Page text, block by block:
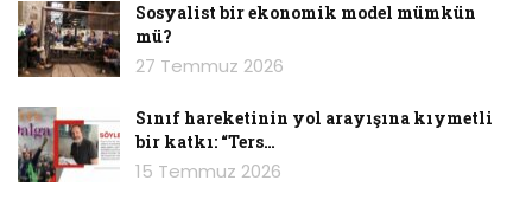
Sosyalist bir ekonomik model mümkün
mü?
27 Temmuz 2026
Sınıf hareketinin yol arayışına kıymetli
bir katkı: “Ters…
15 Temmuz 2026